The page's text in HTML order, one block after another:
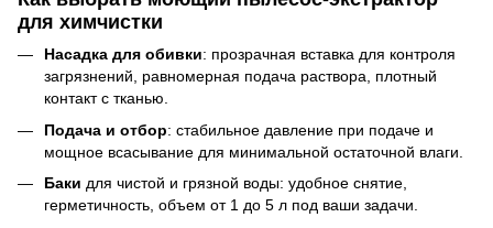
для химчистки
Насадка для обивки: прозрачная вставка для контроля
загрязнений, равномерная подача раствора, плотный
контакт с тканью.
Подача и отбор: стабильное давление при подаче и
мощное всасывание для минимальной остаточной влаги.
Баки для чистой и грязной воды: удобное снятие,
герметичность, объем от 1 до 5 л под ваши задачи.